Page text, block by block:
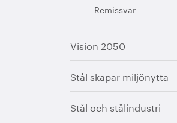
Remissvar
Vision 2050
Stål skapar miljönytta
Stål och stålindustri